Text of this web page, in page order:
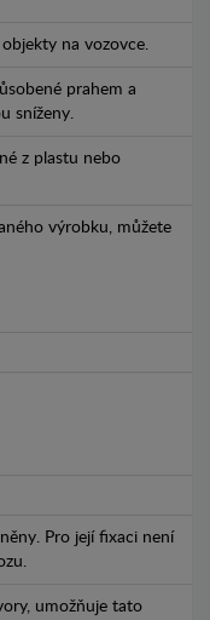
na vozovce.
prahem a
sníženy.
z plastu nebo
výrobku, můžete
Pro její fixaci není
umožňuje tato